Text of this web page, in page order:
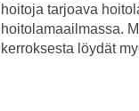
hoitoja tarjoava
hoitolamaailmassa.
kerroksesta löydät